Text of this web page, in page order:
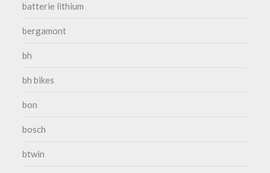
batterie lithium
bergamont
bh
bh bikes
bon
bosch
btwin